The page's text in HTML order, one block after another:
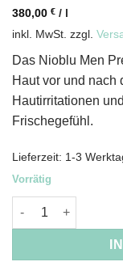
380,00 € / l
inkl. MwSt. zzgl.
Das Nioblu Men
Haut vor und nach
Hautirritationen
Frischegefühl.
Lieferzeit: 1-3
Vorrätig
NIOBLU Men